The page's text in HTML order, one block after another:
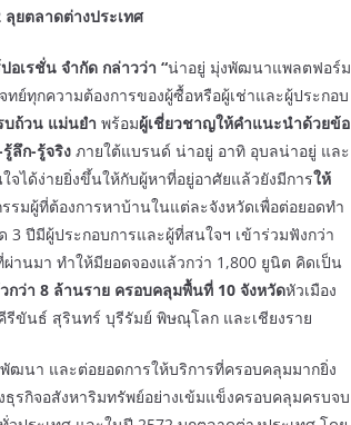
ลุยตลาดต่างประเทศ
เรชั่น จำกัด กล่าวว่า “น่าอยู่ มุ่งพัฒนาแพลตฟอร์ม
ย์ทุกความต้องการของผู้ซื้อหรือผู้เช่าและผู้ประกอบ
บถ้วน แม่นยำ พร้อมผู้เชี่ยวชาญให้คำแนะนำด้วยข้อ
ลึก-รู้จริง ภายใต้แบรนด์ น่าอยู่ อาทิ อุบลน่าอยู่ และ
ได้ง่ายยิ่งขึ้นให้กับผู้หาที่อยู่อาศัยแล้วยังมีการให้
รมผู้ที่ต้องการหาบ้านในแต่ละจังหวัดเพื่อต่อยอดทำ
3 ปีมีผู้ประกอบการและผู้ที่สนใจฯ เข้าร่วมฟังกว่า
ผ่านมา ทำให้มียอดจองแล้วกว่า 1,800 ยูนิต คิดเป็น
ว่า 8 ล้านราย ครอบคลุมพื้นที่ 10 จังหวัดหัวเมือง
ขันธ์ สุรินทร์ บุรีรัมย์ พิษณุโลก และเชียงราย
ฒนา และต่อยอดการให้บริการที่ครอบคลุมมากยิ่ง
รกิจอสังหาริมทรัพย์อย่างเข้มแข็งครอบคลุมครบจบ